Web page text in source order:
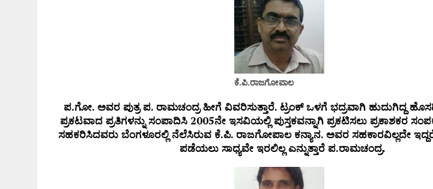
ಕೆ.ಪಿ.ರಾಜಗೋಪಾಲ
ಪ.ಗೋ. ಅವರ ಪುತ್ರ ಪ. ರಾಮಚಂದ್ರ ಹೀಗೆ ವಿವರಿಸುತ್ತಾರೆ. ಟ್ರಂಕ್ ಒಳಗೆ ಭದ್ರವಾಗಿ ಹುದುಗಿದ್ದ
ಪ್ರಕಟವಾದ ಪ್ರತಿಗಳನ್ನು ಸಂಪಾದಿಸಿ 2005ನೇ ಇಸವಿಯಲ್ಲಿ ಪುಸ್ತಕವನ್ನಾಗಿ ಪ್ರಕಟಿಸಲು ಪ್ರಕಾಶಕರ
ಸಹಕರಿಸಿದವರು ಬೆಂಗಳೂರಲ್ಲಿ ನೆಲೆಸಿರುವ ಕೆ.ಪಿ. ರಾಜಗೋಪಾಲ ಕನ್ಯಾನ. ಅವರ ಸಹಕಾರವಿಲ್ಲದೇ
ಪಡೆಯಲು ಸಾಧ್ಯವೇ ಇರಲಿಲ್ಲ ಎನ್ನುತ್ತಾರೆ ಪ.ರಾಮಚಂದ್ರ.